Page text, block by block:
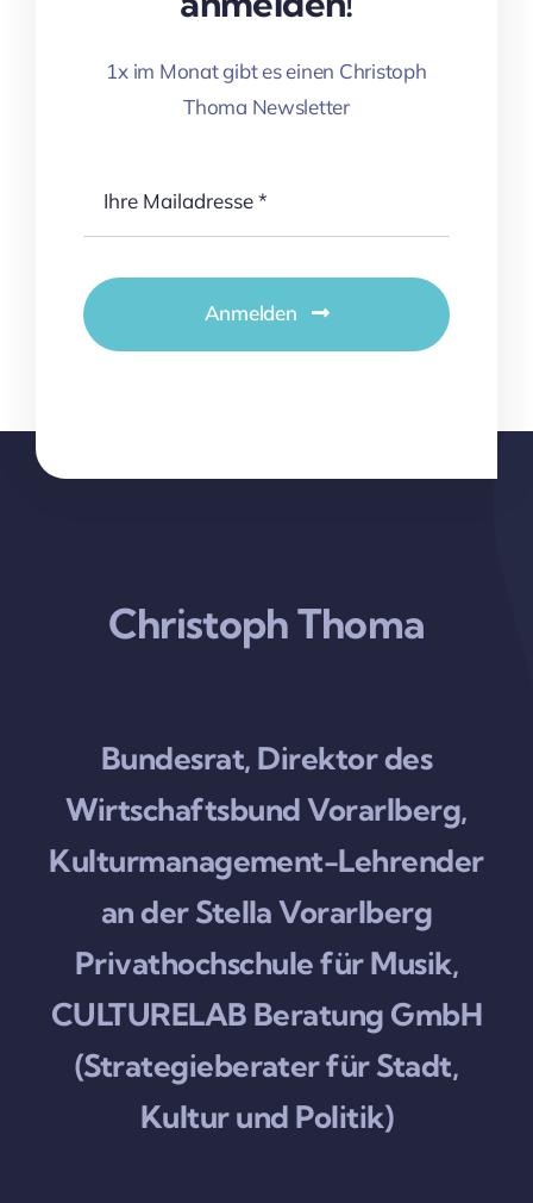
1x im Monat gibt es einen Christoph
Thoma Newsletter
Anmelden
Christoph Thoma
Bundesrat, Direktor des
Wirtschaftsbund Vorarlberg,
Kulturmanagement-Lehrender
an der Stella Vorarlberg
Privathochschule für Musik,
CULTURELAB Beratung GmbH
(Strategieberater für Stadt,
Kultur und Politik)